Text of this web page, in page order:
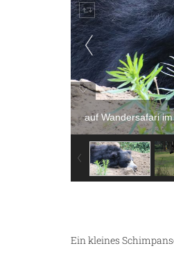
auf Wandersafari
Ein kleines